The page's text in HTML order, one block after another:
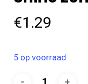
€1.29
5 op voorraad